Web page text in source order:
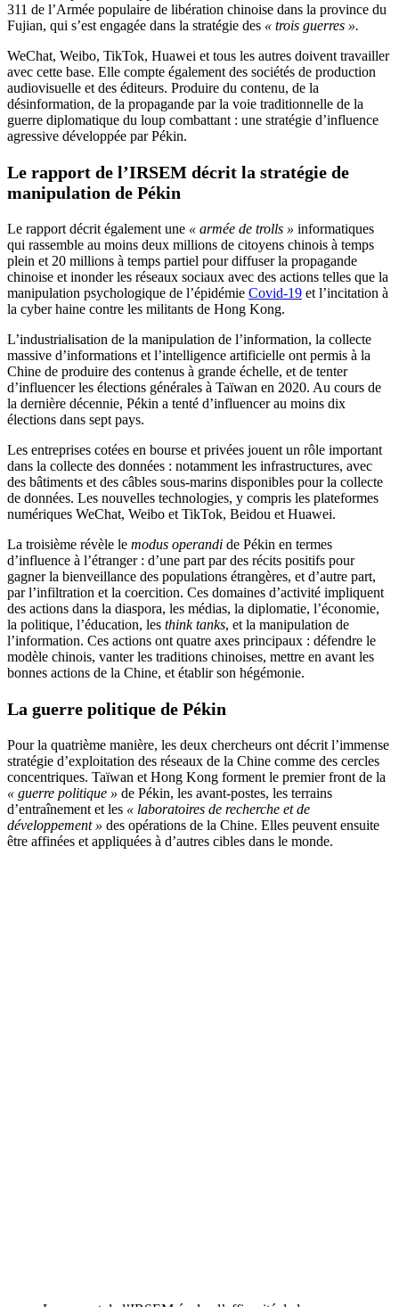
311 de l’Armée populaire de libération chinoise dans la province du
Fujian, qui s’est engagée dans la stratégie des « trois guerres ».
WeChat, Weibo, TikTok, Huawei et tous les autres doivent travailler
avec cette base. Elle compte également des sociétés de production
audiovisuelle et des éditeurs. Produire du contenu, de la
désinformation, de la propagande par la voie traditionnelle de la
guerre diplomatique du loup combattant : une stratégie d’influence
agressive développée par Pékin.
Le rapport de l’IRSEM décrit la stratégie de
manipulation de Pékin
Le rapport décrit également une « armée de trolls » informatiques
qui rassemble au moins deux millions de citoyens chinois à temps
plein et 20 millions à temps partiel pour diffuser la propagande
chinoise et inonder les réseaux sociaux avec des actions telles que la
manipulation psychologique de l’épidémie Covid-19 et l’incitation à
la cyber haine contre les militants de Hong Kong.
L’industrialisation de la manipulation de l’information, la collecte
massive d’informations et l’intelligence artificielle ont permis à la
Chine de produire des contenus à grande échelle, et de tenter
d’influencer les élections générales à Taïwan en 2020. Au cours de
la dernière décennie, Pékin a tenté d’influencer au moins dix
élections dans sept pays.
Les entreprises cotées en bourse et privées jouent un rôle important
dans la collecte des données : notamment les infrastructures, avec
des bâtiments et des câbles sous-marins disponibles pour la collecte
de données. Les nouvelles technologies, y compris les plateformes
numériques WeChat, Weibo et TikTok, Beidou et Huawei.
La troisième révèle le modus operandi de Pékin en termes
d’influence à l’étranger : d’une part par des récits positifs pour
gagner la bienveillance des populations étrangères, et d’autre part,
par l’infiltration et la coercition. Ces domaines d’activité impliquent
des actions dans la diaspora, les médias, la diplomatie, l’économie,
la politique, l’éducation, les think tanks, et la manipulation de
l’information. Ces actions ont quatre axes principaux : défendre le
modèle chinois, vanter les traditions chinoises, mettre en avant les
bonnes actions de la Chine, et établir son hégémonie.
La guerre politique de Pékin
Pour la quatrième manière, les deux chercheurs ont décrit l’immense
stratégie d’exploitation des réseaux de la Chine comme des cercles
concentriques. Taïwan et Hong Kong forment le premier front de la
« guerre politique » de Pékin, les avant-postes, les terrains
d’entraînement et les « laboratoires de recherche et de
développement » des opérations de la Chine. Elles peuvent ensuite
être affinées et appliquées à d’autres cibles dans le monde.